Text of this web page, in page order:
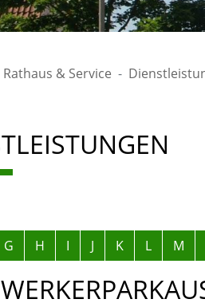
Rathaus & Service
Register überspringen
G H I J K L M